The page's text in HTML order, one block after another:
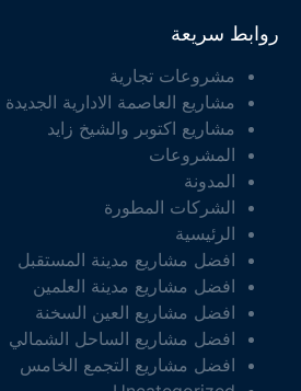
روابط سريعة
مشروعات تجارية
مشاريع العاصمة الادارية الجديدة
مشاريع اكتوبر والشيخ زايد
المشروعات
المدونة
الشركات المطورة
الرئيسية
افضل مشاريع مدينة المستقبل
افضل مشاريع مدينة العلمين
افضل مشاريع العين السخنة
افضل مشاريع الساحل الشمالي
افضل مشاريع التجمع الخامس